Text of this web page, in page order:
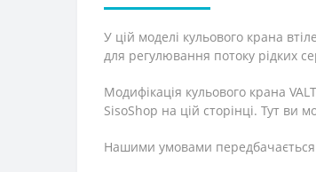
У цій моделі кульового крана
для регулювання потоку рідких
Модифікація кульового крана
SisoShop на цій сторінці. Тут ви
Нашими умовами передбачається